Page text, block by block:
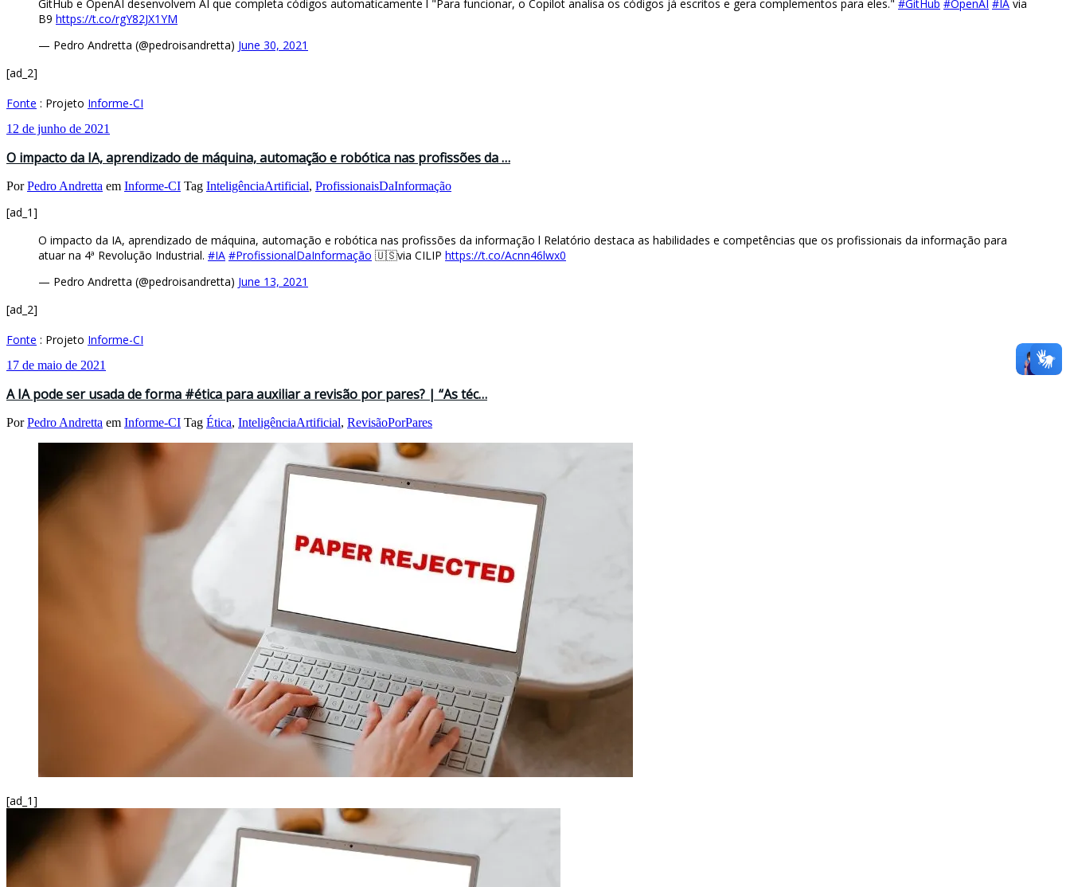
GitHub e OpenAI desenvolvem AI que completa códigos automaticamente l "Para funcionar, o Copilot analisa os códigos já escritos e gera complementos para eles." #GitHub #OpenAI #IA via
B9 https://t.co/rgY82JX1YM
— Pedro Andretta (@pedroisandretta) June 30, 2021
[ad_2]
Fonte : Projeto Informe-CI
12 de junho de 2021
O impacto da IA, aprendizado de máquina, automação e robótica nas profissões da …
PorPedro Andretta em Informe-CI Tag InteligênciaArtificial, ProfissionaisDaInformação
[ad_1]
O impacto da IA, aprendizado de máquina, automação e robótica nas profissões da informação l Relatório destaca as habilidades e competências que os profissionais da informação para
atuar na 4ª Revolução Industrial. #IA #ProfissionalDaInformação 🇺🇸via CILIP https://t.co/Acnn46lwx0
— Pedro Andretta (@pedroisandretta) June 13, 2021
[ad_2]
Fonte : Projeto Informe-CI
17 de maio de 2021
A IA pode ser usada de forma #ética para auxiliar a revisão por pares? | “As téc…
PorPedro Andretta em Informe-CI Tag Ética, InteligênciaArtificial, RevisãoPorPares
[ad_1]